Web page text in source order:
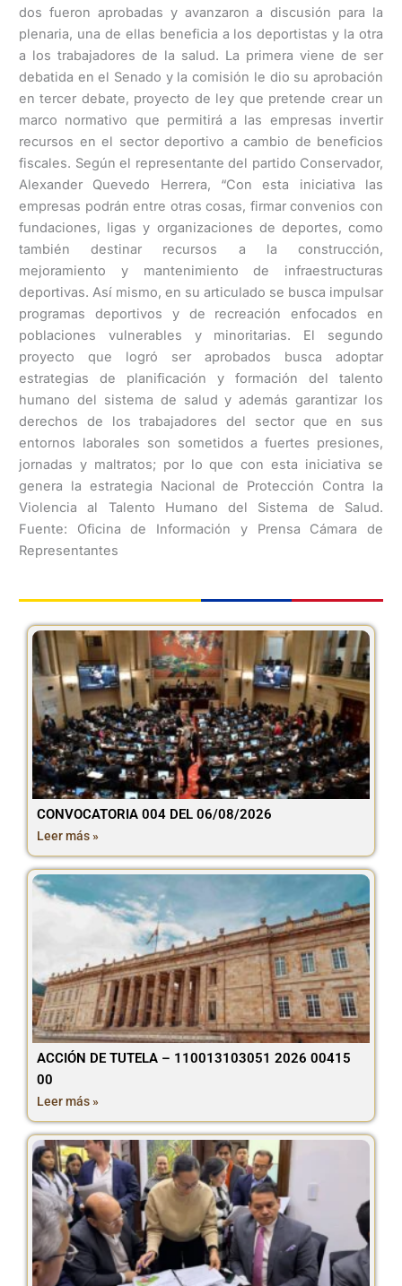
dos fueron aprobadas y avanzaron a discusión para la
plenaria, una de ellas beneficia a los deportistas y la otra
a los trabajadores de la salud. La primera viene de ser
debatida en el Senado y la comisión le dio su aprobación
en tercer debate, proyecto de ley que pretende crear un
marco normativo que permitirá a las empresas invertir
recursos en el sector deportivo a cambio de beneficios
fiscales. Según el representante del partido Conservador,
Alexander Quevedo Herrera, “Con esta iniciativa las
empresas podrán entre otras cosas, firmar convenios con
fundaciones, ligas y organizaciones de deportes, como
también destinar recursos a la construcción,
mejoramiento y mantenimiento de infraestructuras
deportivas. Así mismo, en su articulado se busca impulsar
programas deportivos y de recreación enfocados en
poblaciones vulnerables y minoritarias. El segundo
proyecto que logró ser aprobados busca adoptar
estrategias de planificación y formación del talento
humano del sistema de salud y además garantizar los
derechos de los trabajadores del sector que en sus
entornos laborales son sometidos a fuertes presiones,
jornadas y maltratos; por lo que con esta iniciativa se
genera la estrategia Nacional de Protección Contra la
Violencia al Talento Humano del Sistema de Salud.
Fuente: Oficina de Información y Prensa Cámara de
Representantes
CONVOCATORIA 004 DEL 06/08/2026
Leer más »
ACCIÓN DE TUTELA – 110013103051 2026 00415
00
Leer más »